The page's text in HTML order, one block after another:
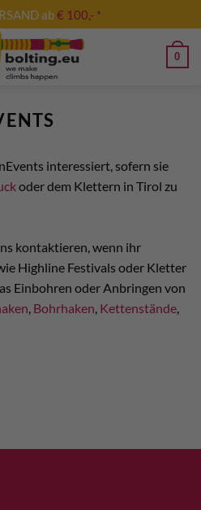
ab€ 100,- *
0
interessiert, sofern sie
oder dem Klettern in Tirol zu
kontaktieren, wenn ihr
Highline Festivals oder Kletter
Einbohren oder Anbringen von
, Bohrhaken, Kettenstände,